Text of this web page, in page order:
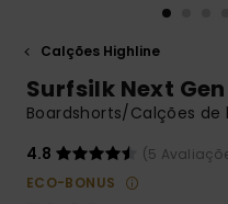
para as
DESEJO
Calções Highline
Surfsilk Next Gen
Boardshorts/Calções de
4.8
(5
ECO-BONUS